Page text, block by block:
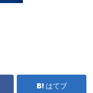
はてブ